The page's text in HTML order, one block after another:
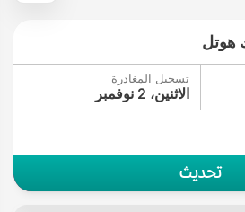
هوتل
تسجيل المغادرة
الاثنين، 2 نوفمبر
تحديث